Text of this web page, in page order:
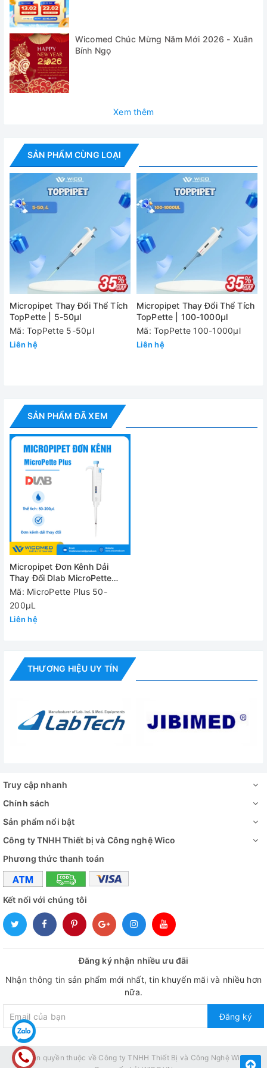
Kiểm tra thể tích
Đánh giá
Wicomed Chúc Mừng Năm Mới 2026 - Xuân
Bính Ngọ
Xem thêm
SẢN PHẨM CÙNG LOẠI
Micropipet Thay Đổi Thể Tích
TopPette | 5-50μl
Mã: TopPette 5-50μl
Liên hệ
Micropipet Thay Đổi Thể Tích
TopPette | 100-1000μl
Mã: TopPette 100-1000μl
Liên hệ
SẢN PHẨM ĐÃ XEM
Micropipet Đơn Kênh Dải
Thay Đổi Dlab MicroPette
Plus 50-200μL
Mã: MicroPette Plus 50-
200μL
Liên hệ
THƯƠNG HIỆU UY TÍN
Truy cập nhanh
Chính sách
Sản phẩm nổi bật
Công ty TNHH Thiết bị và Công nghệ Wico
Phương thức thanh toán
Kết nối với chúng tôi
Đăng ký nhận nhiều ưu đãi
Nhận thông tin sản phẩm mới nhất, tin khuyến mãi và nhiều hơn
nữa.
Đăng ký
© Bản quyền thuộc về Công ty TNHH Thiết Bị và Công Nghệ Wico